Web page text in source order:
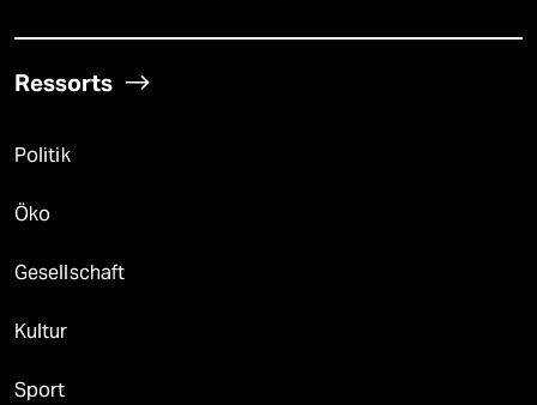
Ressorts
Politik
Öko
Gesellschaft
Kultur
Sport